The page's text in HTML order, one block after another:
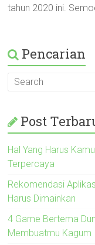
tahun 2020 ini.
Pencarian
Post
Hal Yang Harus
Terpercaya
Rekomendasi
Harus Dimainkan
4 Game Bertema
Membuatmu Kagum